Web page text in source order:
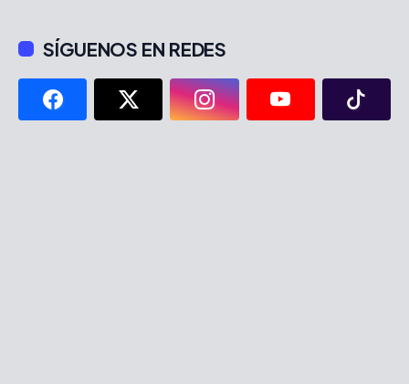
SÍGUENOS EN REDES